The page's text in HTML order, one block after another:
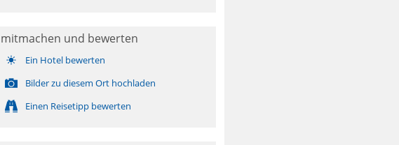
mitmachen und bewerten
Ein Hotel bewerten
Bilder zu diesem Ort hochladen
Einen Reisetipp bewerten